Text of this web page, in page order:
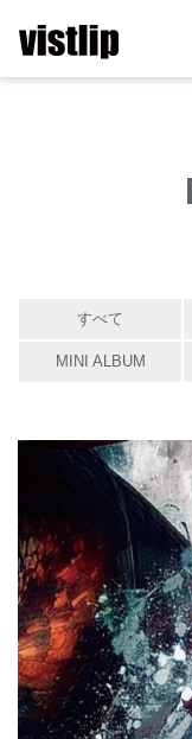
すべて
MINI ALBUM